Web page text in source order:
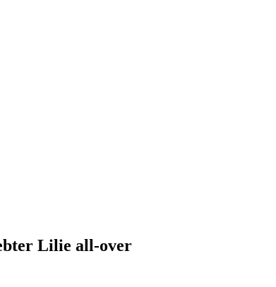
Lilie all-over